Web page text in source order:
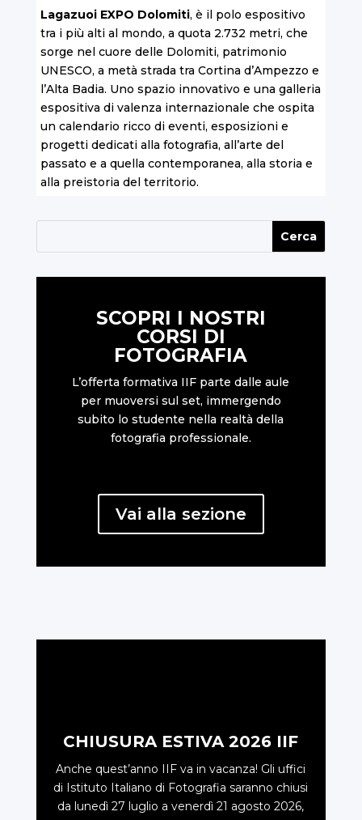
Lagazuoi EXPO Dolomiti, è il polo espositivo
tra i più alti al mondo, a quota 2.732 metri, che
sorge nel cuore delle Dolomiti, patrimonio
UNESCO, a metà strada tra Cortina d’Ampezzo e
l’Alta Badia. Uno spazio innovativo e una galleria
espositiva di valenza internazionale che ospita
un calendario ricco di eventi, esposizioni e
progetti dedicati alla fotografia, all’arte del
passato e a quella contemporanea, alla storia e
alla preistoria del territorio.
SCOPRI I NOSTRI
CORSI DI
FOTOGRAFIA
L’offerta formativa IIF parte dalle aule
per muoversi sul set, immergendo
subito lo studente nella realtà della
fotografia professionale.
Vai alla sezione
CHIUSURA ESTIVA 2026 IIF
Anche quest’anno IIF va in vacanza! Gli uffici
di Istituto Italiano di Fotografia saranno chiusi
da lunedì 27 luglio a venerdì 21 agosto 2026,